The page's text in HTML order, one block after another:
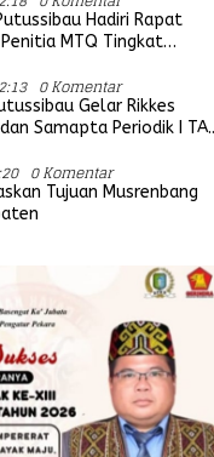
Hadiri Rapat
MTQ Tingkat
0 Komentar
Gelar Rikkes
Samapta Periodik I TA.
0 Komentar
Tujuan Musrenbang